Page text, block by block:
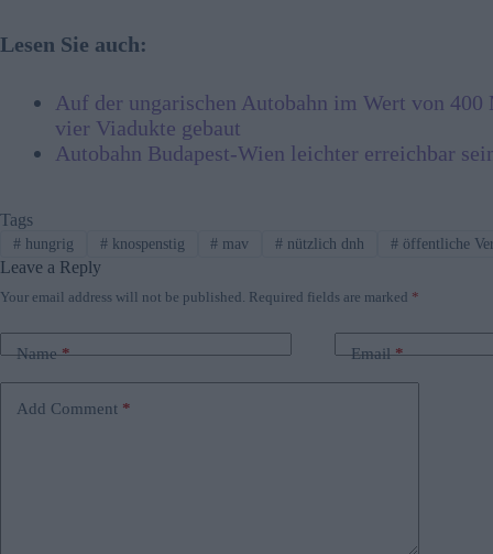
Lesen Sie auch:
Auf der ungarischen Autobahn im Wert von
vier Viadukte gebaut
Autobahn Budapest-Wien leichter erreichbar
Tags
#hungrig #knospenstig # mav # nützlich dnh # öffentliche
Leave a Reply
Your email address will not be published. Required fields are marked *
Name* Email*
Add Comment *